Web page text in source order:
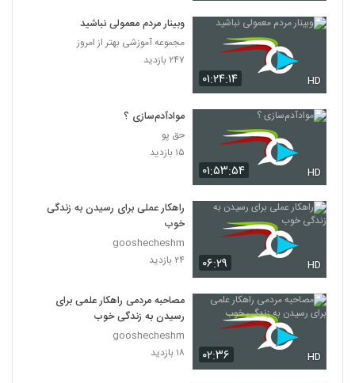
۰۱:۲۴:۱۴ HD
وبینار مردم معمولی نباشید
مجموعه آموزشی بهتر از امروز
۲۴۷ بازدید
۰۱:۵۳:۵۴ HD
موادآدم‌سازی ؟
حق پو
۱۵ بازدید
۰۶:۲۹ HD
راهکار عملی برای رسیدن به زندگی
خوب
gooshecheshm
۲۴ بازدید
۰۲:۳۶ HD
مصاحبه مردمی راهکار علمی برای
رسیدن به زندگی خوب
gooshecheshm
۱۸ بازدید